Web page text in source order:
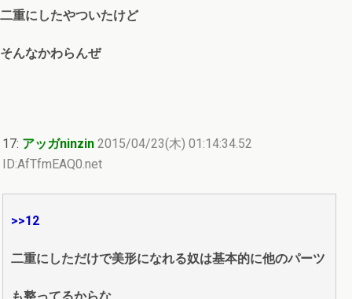
二重にしたやついたけど
そんなかわらんぜ
17: アッガninzin 2015/04/23(木) 01:14:34.52
ID:AfTfmEAQ0.net
>>12
二重にしただけで美形になれる奴は基本的に他のパーツ